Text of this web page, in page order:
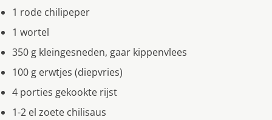
1 rode chilipeper
1 wortel
350 g kleingesneden, gaar kippenvlees
100 g erwtjes (diepvries)
4 porties gekookte rijst
1-2 el zoete chilisaus